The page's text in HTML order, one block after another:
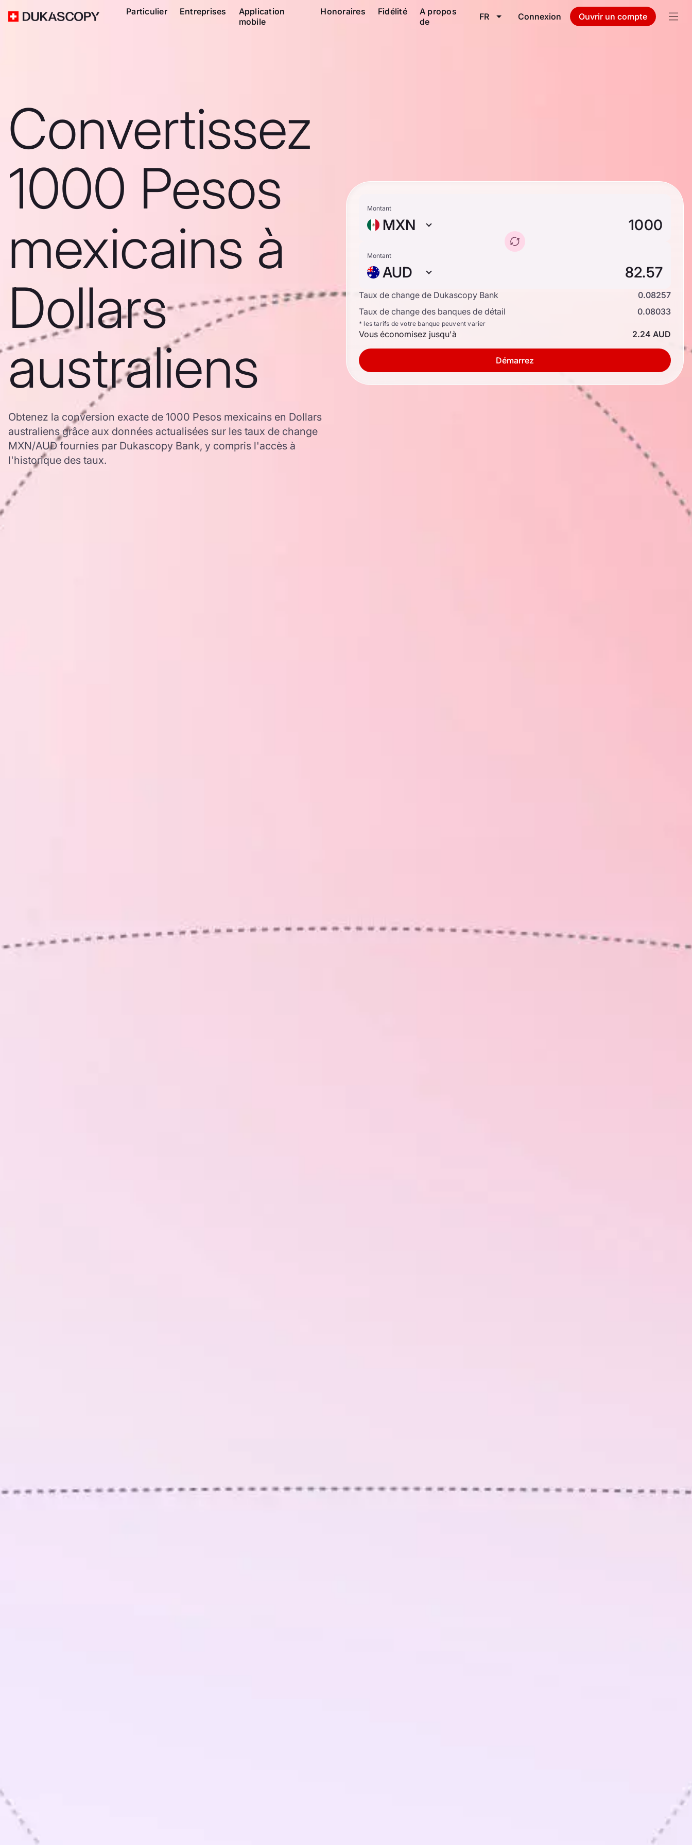
Particulier Entreprises
Application
mobile
Honoraires Fidélité
A propos
de
FR Connexion Ouvrir un compte
Convertissez
1000 Pesos
mexicains à
Dollars
australiens
Obtenez la conversion exacte de 1000 Pesos mexicains en Dollars
australiens grâce aux données actualisées sur les taux de change
MXN/AUD fournies par Dukascopy Bank, y compris l'accès à
l'historique des taux.
Montant
MXN
Montant
AUD
Taux de change de Dukascopy Bank
0.08257
Taux de change des banques de détail
0.08033
* les tarifs de votre banque peuvent varier
Vous économisez jusqu'à 2.24 AUD
Démarrez